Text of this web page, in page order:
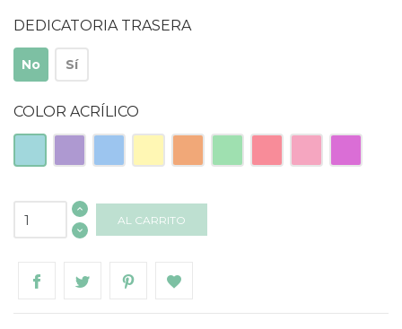
DEDICATORIA TRASERA
No Sí
COLOR ACRÍLICO
AL CARRITO